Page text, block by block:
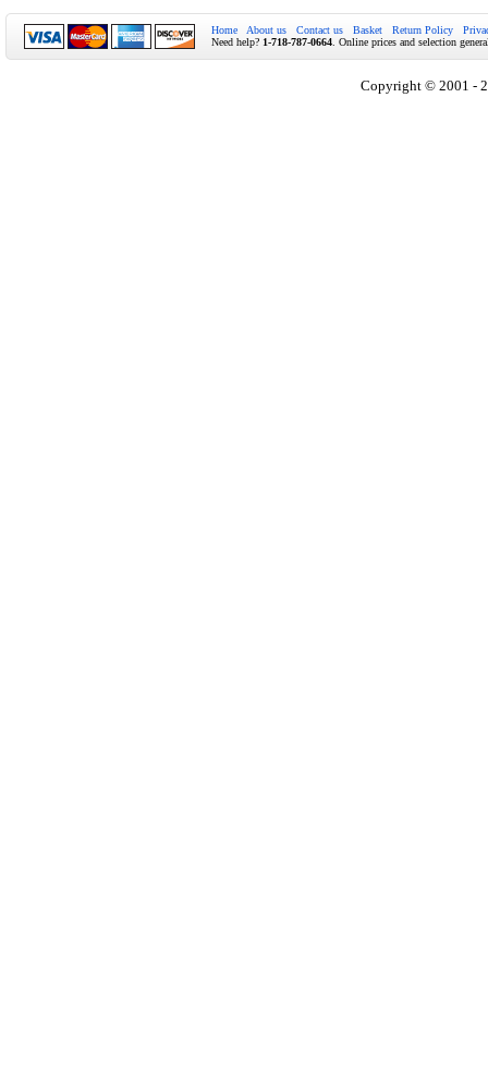
Home About us Contact us Basket Return Policy
Need help? 1-718-787-0664 . Online prices and selection
Copyright © 2001 -